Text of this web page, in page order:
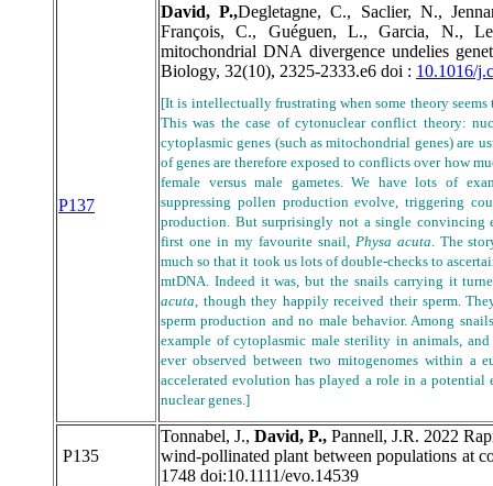
P137
David, P.,Degletagne, C., Saclier, N.,
François, C., Guéguen, L., Garcia, N.,
mitochondrial DNA divergence undelies
Biology, 32(10), 2325-2333.e6 doi : 10.1016/
[It is intellectually frustrating when some theory
This was the case of cytonuclear conflict theory:
cytoplasmic genes (such as mitochondrial genes) are
of genes are therefore exposed to conflicts over how
female versus male gametes. We have lots of
suppressing pollen production evolve, triggering
production. But surprisingly not a single convincing
first one in my favourite snail, Physa acuta . The
much so that it took us lots of double-checks to
mtDNA. Indeed it was, but the snails carrying it
acuta , though they happily received their sperm.
sperm production and no male behavior. Among
example of cytoplasmic male sterility in animals,
ever observed between two mitogenomes within a
accelerated evolution has played a role in a
nuclear genes.]
P135
Tonnabel, J., David, P., Pannell, J.R. 2022
wind-pollinated plant between populations at
1748 doi:10.1111/evo.14539